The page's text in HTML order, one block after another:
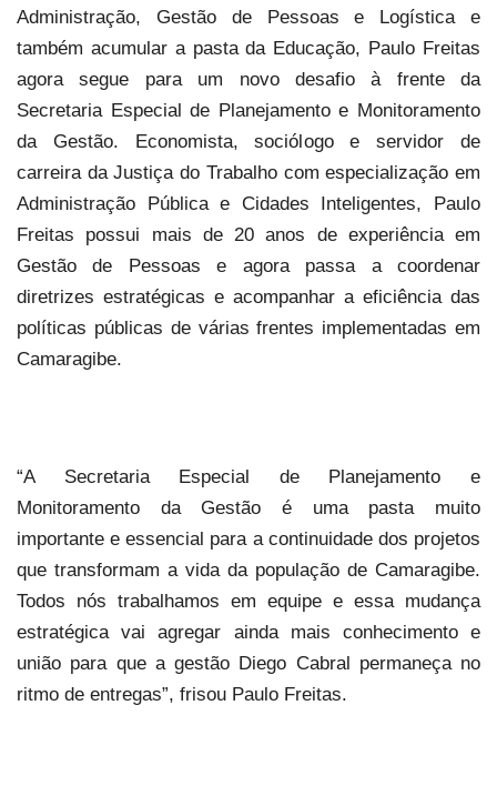
Administração, Gestão de Pessoas e Logística e
também acumular a pasta da Educação, Paulo Freitas
agora segue para um novo desafio à frente da
Secretaria Especial de Planejamento e Monitoramento
da Gestão. Economista, sociólogo e servidor de
carreira da Justiça do Trabalho com especialização em
Administração Pública e Cidades Inteligentes, Paulo
Freitas possui mais de 20 anos de experiência em
Gestão de Pessoas e agora passa a coordenar
diretrizes estratégicas e acompanhar a eficiência das
políticas públicas de várias frentes implementadas em
Camaragibe.
“A Secretaria Especial de Planejamento e
Monitoramento da Gestão é uma pasta muito
importante e essencial para a continuidade dos projetos
que transformam a vida da população de Camaragibe.
Todos nós trabalhamos em equipe e essa mudança
estratégica vai agregar ainda mais conhecimento e
união para que a gestão Diego Cabral permaneça no
ritmo de entregas”, frisou Paulo Freitas.